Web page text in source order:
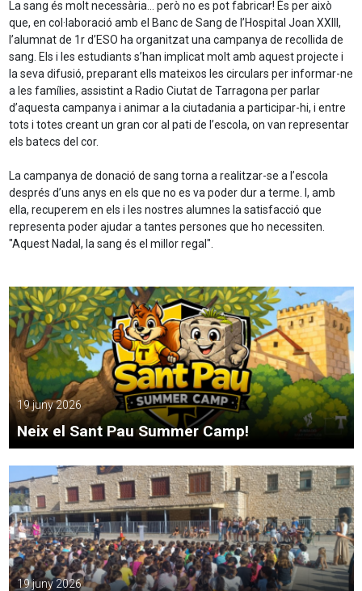
19 juny 2026
Neix el Sant Pau Summer Camp!
19 juny 2026
La sang és molt necessària... però no es pot fabricar! És per això
que, en col·laboració amb el Banc de Sang de l’Hospital Joan XXIII,
l’alumnat de 1r d’ESO ha organitzat una campanya de recollida de
sang. Els i les estudiants s’han implicat molt amb aquest projecte i
la seva difusió, preparant ells mateixos les circulars per informar-ne
a les famílies, assistint a Radio Ciutat de Tarragona per parlar
d’aquesta campanya i animar a la ciutadania a participar-hi, i entre
tots i totes creant un gran cor al pati de l’escola, on van representar
els batecs del cor.
La campanya de donació de sang torna a realitzar-se a l’escola
després d’uns anys en els que no es va poder dur a terme. I, amb
ella, recuperem en els i les nostres alumnes la satisfacció que
representa poder ajudar a tantes persones que ho necessiten.
"Aquest Nadal, la sang és el millor regal".